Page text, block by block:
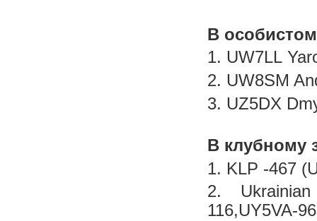
В
1. UW7LL
2. UW8SM
3. UZ5DX
В клубному
1. KLP -467
2.
116,UY5VA-